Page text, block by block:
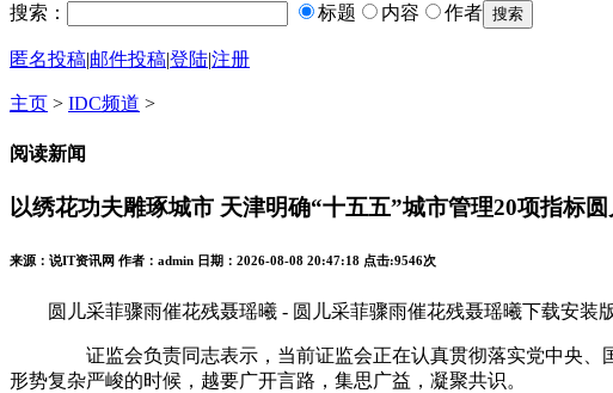
搜索： 标题 内容 作者
匿名投稿|邮件投稿|登陆|注册
主页 > IDC频道 >
阅读新闻
以绣花功夫雕琢城市 天津明确“十五五”城市管理20项指标
来源：说IT资讯网 作者：admin 日期：2026-08-08 20:47:18 点击:9546次
圆儿采菲骤雨催花残聂瑶曦 - 圆儿采菲骤雨催花残聂瑶曦下载安装版
证监会负责同志表示，当前证监会正在认真贯彻落实党中央、国
形势复杂严峻的时候，越要广开言路，集思广益，凝聚共识。